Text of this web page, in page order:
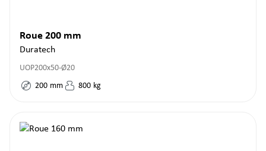
Roue 200 mm
Duratech
UOP200x50-Ø20
200 mm 800 kg